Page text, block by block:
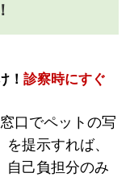
！ 診察時にすぐ
口でペットの写
提示すれば、
自己負担分のみ